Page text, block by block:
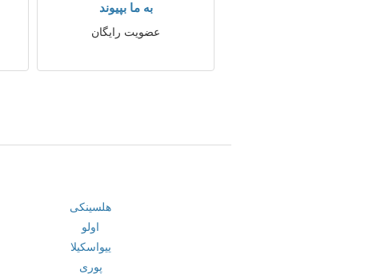
به ما بپیوند
عضویت رایگان
هلسینکی
اولو
ییواسکیلا
پوری